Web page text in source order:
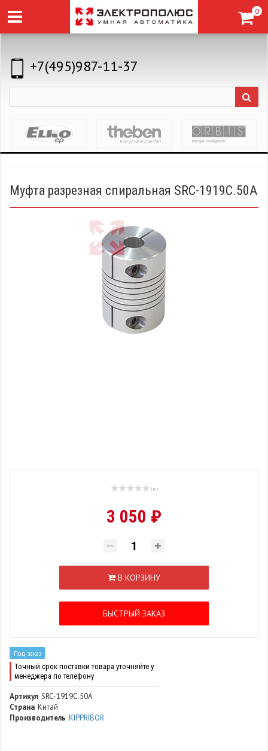
0
+7(495)987-11-37
Муфта разрезная спиральная SRC-1919C.50A
( 0 )
3 050 ₽
В КОРЗИНУ
БЫСТРЫЙ ЗАКАЗ
Под заказ
Точный срок поставки товара уточняйте у
менеджера по телефону
Артикул SRC-1919C.50A
Страна Китай
Производитель KIPPRIBOR